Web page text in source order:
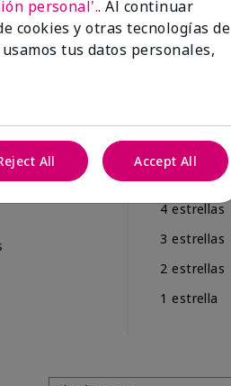
5 estrellas
4 estrellas
3 estrellas
2 estrellas
1 estrella
personal'.. Al continuar
cookies y otras tecnologías de
tus datos personales,
All Accept All